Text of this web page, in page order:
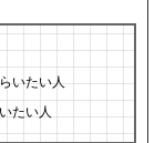
いたい人
たい人